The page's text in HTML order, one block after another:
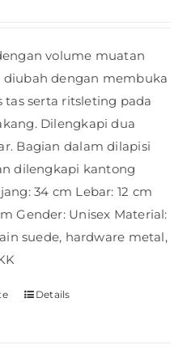
volume muatan
diubah dengan membuka
tas serta ritsleting pada
Dilengkapi dua
Bagian dalam dilapisi
dilengkapi kantong
34 cm Lebar: 12 cm
Gender: Unisex Material:
suede, hardware metal,
Details